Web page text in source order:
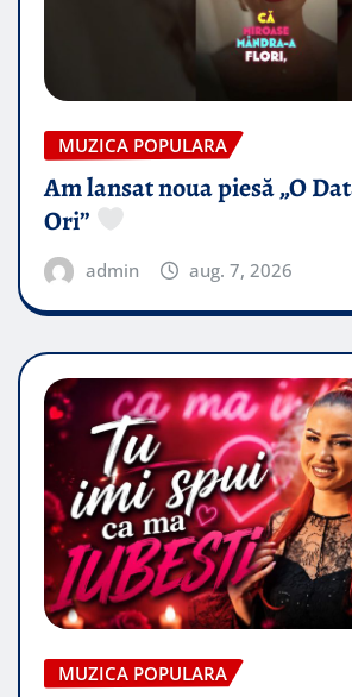
MUZICA POPULARA
Am lansat noua piesă „O
Ori”
admin aug. 7, 2026
MUZICA POPULARA